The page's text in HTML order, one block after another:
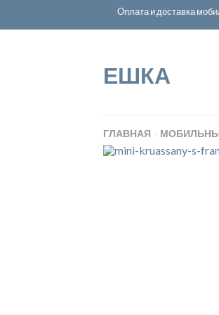
Оплата и доставка
ЕШКА
ГЛАВНАЯ /